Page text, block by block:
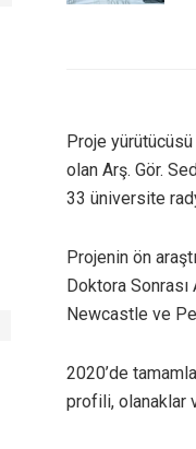
Proje
olan Arş. Gör.
33 üniversite
Projenin ön
Doktora Sonrası
Newcastle ve
2020’de
profili, olanaklar